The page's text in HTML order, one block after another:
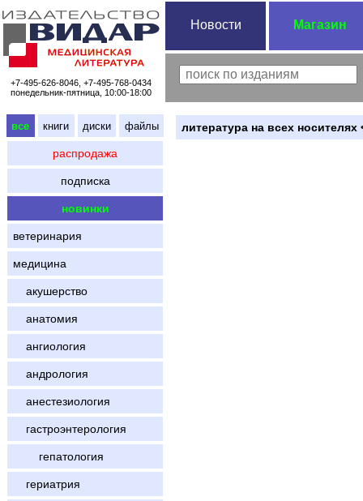
+7-495-626-8046, +7-495-768-0434
понедельник-пятница, 10:00-18:00
Новости Магазин
все книги диски файлы
распродажа
подписка
новинки
ветеринария
медицина
акушерство
анатомия
ангиология
андрология
анестезиология
гастроэнтерология
гепатология
гериатрия
литература на всех носителях